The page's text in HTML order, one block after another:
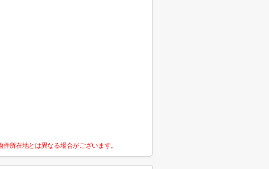
所在地とは異なる場合がございます。